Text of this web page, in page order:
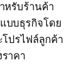
หรับร้านค้า
บบธุรกิจโดย
ปรไฟล์ลูกค้า
าคา